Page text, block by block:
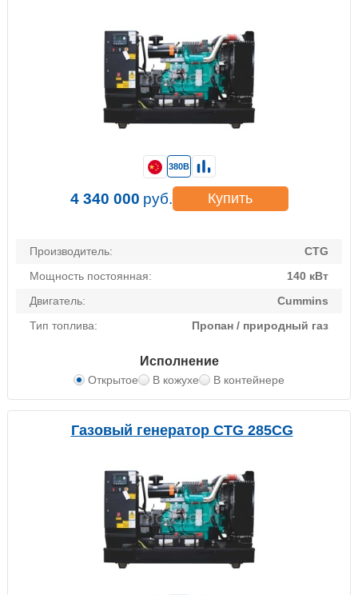
Производитель:
CTG
Мощность постоянная:
140 кВт
Двигатель:
Cummins
Тип топлива:
Пропан / природный газ
Исполнение
Открытое В кожухе В контейнере
380В
4 340 000 руб. Купить
Газовый генератор CTG 285CG